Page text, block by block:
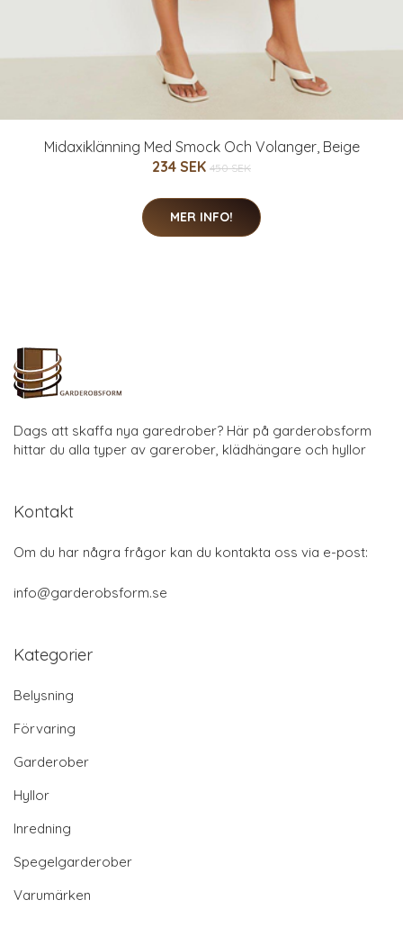
Midaxiklänning Med Smock Och Volanger, Beige
234 SEK 450 SEK
MER INFO!
Dags att skaffa nya garedrober? Här på garderobsform
hittar du alla typer av garerober, klädhängare och hyllor
Kontakt
Om du har några frågor kan du kontakta oss via e-post:
info@garderobsform.se
Kategorier
Belysning
Förvaring
Garderober
Hyllor
Inredning
Spegelgarderober
Varumärken